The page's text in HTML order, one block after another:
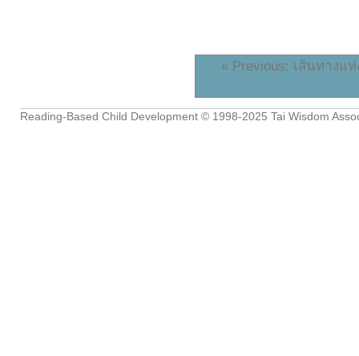
« Previous: เส้นทางแ
Reading-Based Child Development © 1998-2025 Tai Wisdom